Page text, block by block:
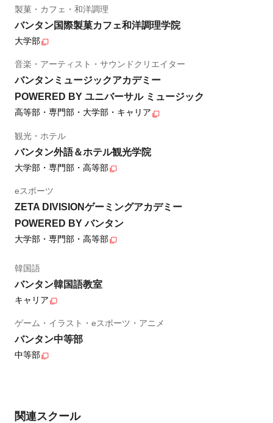
製菓・カフェ・和洋調理
バンタン国際製菓カフェ和洋調理学院
大学部
音楽・アーティスト・サウンドクリエイター
バンタンミュージックアカデミー
POWERED BY ユニバーサル ミュージック
高等部・専門部・大学部・キャリア
観光・ホテル
バンタン外語＆ホテル観光学院
大学部・専門部・高等部
eスポーツ
ZETA DIVISIONゲーミングアカデミー
POWERED BY バンタン
大学部・専門部・高等部
韓国語
バンタン韓国語教室
キャリア
ゲーム・イラスト・eスポーツ・アニメ
バンタン中等部
中等部
関連スクール